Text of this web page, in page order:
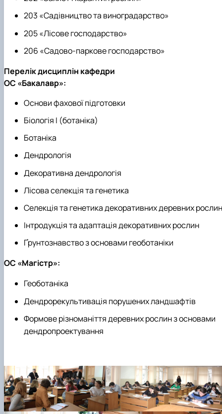
203 «Садівництво та виноградарство»
205 «Лісове господарство»
206 «Садово-паркове господарство»
Перелік дисциплін кафедри
ОС «Бакалавр»:
Основи фахової підготовки
Біологія І (ботаніка)
Ботаніка
Дендрологія
Декоративна дендрологія
Лісова селекція та генетика
Селекція та генетика декоративних деревних рослин
Інтродукція та адаптація декоративних рослин
Ґрунтознавство з основами геоботаніки
ОС «Магістр»:
Геоботаніка
Дендрорекультивація порушених ландшафтів
Формове різноманіття деревних рослин з основами
дендропроектування